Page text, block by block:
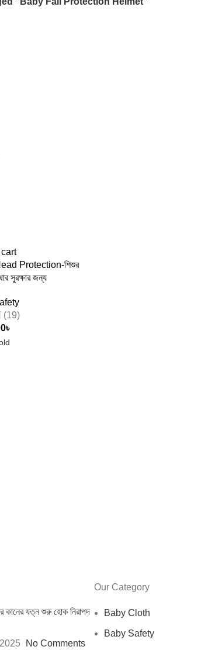
Protection-শিশুর
সুরক্ষার জন্য
(19)
৳
কানের যত্ন শুরু হোক নিরাপদ
No Comments
Our Category
Baby Cloth
Baby Safety